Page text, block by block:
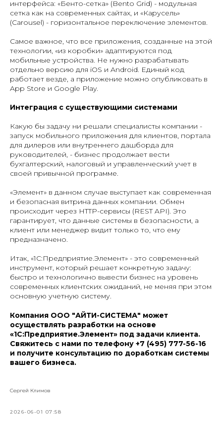
интерфейса: «Бенто-сетка» (Bento Grid) - модульная
сетка как на современных сайтах, и «Карусель»
(Carousel) - горизонтальное переключение элементов.
Самое важное, что все приложения, созданные на этой
технологии, «из коробки» адаптируются под
мобильные устройства. Не нужно разрабатывать
отдельно версию для iOS и Android. Единый код
работает везде, а приложение можно опубликовать в
App Store и Google Play.
Интеграция с существующими системами
Какую бы задачу ни решали специалисты компании -
запуск мобильного приложения для клиентов, портала
для дилеров или внутреннего дашборда для
руководителей, - бизнес продолжает вести
бухгалтерский, налоговый и управленческий учет в
своей привычной программе.
«Элемент» в данном случае выступает как современная
и безопасная витрина данных компании. Обмен
происходит через HTTP-сервисы (REST API). Это
гарантирует, что данные системы в безопасности, а
клиент или менеджер видит только то, что ему
предназначено.
Итак, «1С:Предприятие.Элемент» - это современный
инструмент, который решает конкретную задачу:
быстро и технологично вывести бизнес на уровень
современных клиентских ожиданий, не меняя при этом
основную учетную систему.
Компания ООО "АЙТИ-СИСТЕМА" может
осуществлять разработки на основе
«1С:Предприятие.Элемент» под задачи клиента.
Свяжитесь с нами по телефону +7 (495) 777-56-16
и получите консультацию по доработкам системы
вашего бизнеса.
Сергей Климов
2026-06-01 07:58